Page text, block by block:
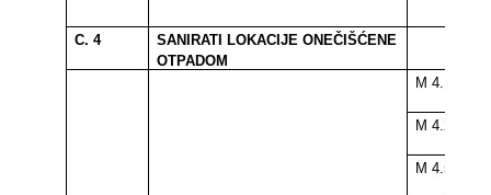
C. 4
SANIRATI LOKACIJE ONEČIŠĆENE
OTPADOM
M 4.1
M 4.2
M 4.5